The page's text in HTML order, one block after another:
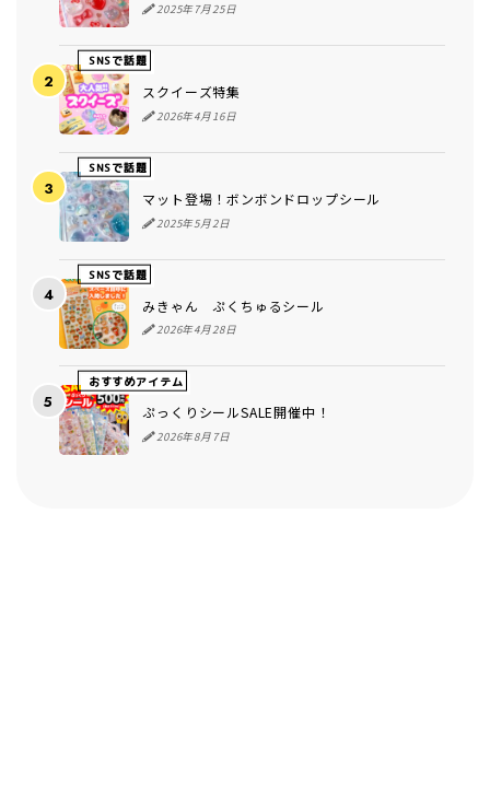
2025年7月25日
SNSで話題
スクイーズ特集
2026年4月16日
SNSで話題
マット登場！ボンボンドロップシール
2025年5月2日
SNSで話題
みきゃん ぷくちゅるシール
2026年4月28日
おすすめアイテム
ぷっくりシールSALE開催中！
2026年8月7日